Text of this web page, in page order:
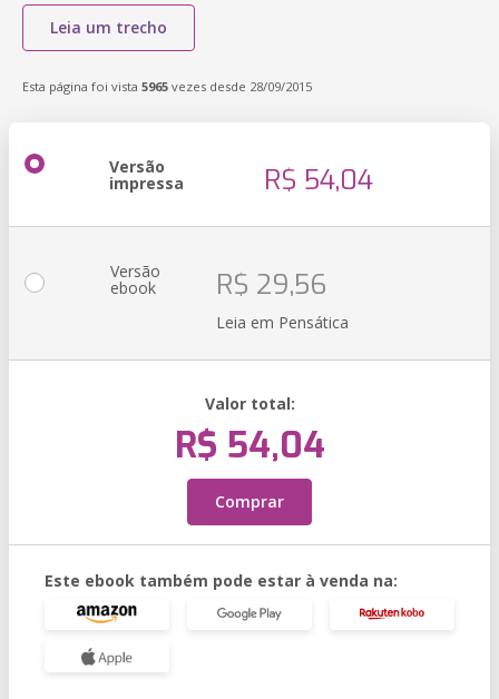
Leia um trecho
Esta página foi vista 5965 vezes desde 28/09/2015
Versão
impressa R$ 54,04
Versão
ebook R$ 29,56
Leia em Pensática
Valor total:
R$ 54,04
Comprar
Este ebook também pode estar à venda na: